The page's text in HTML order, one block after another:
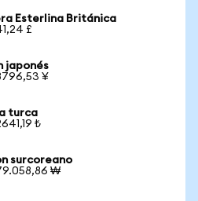
Esterlina Británica
£
japonés
¥
turca
₺
surcoreano
₩